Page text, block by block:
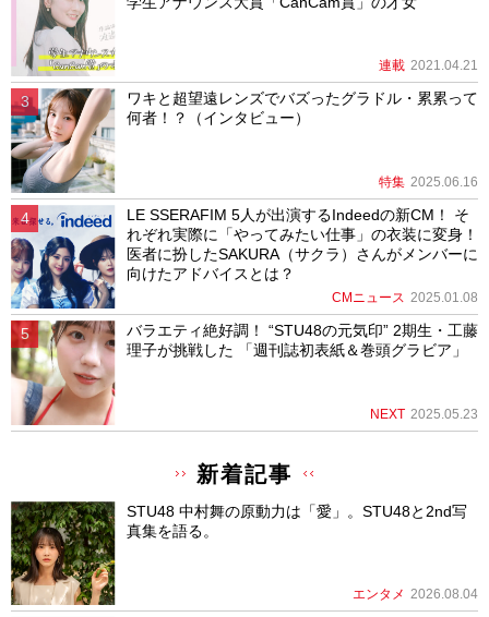
連載 2021.04.21
ワキと超望遠レンズでバズったグラドル・累累って
何者！？（インタビュー）
特集 2025.06.16
LE SSERAFIM 5人が出演するIndeedの新CM！ そ
れぞれ実際に「やってみたい仕事」の衣装に変身！
医者に扮したSAKURA（サクラ）さんがメンバーに
向けたアドバイスとは？
CMニュース 2025.01.08
バラエティ絶好調！ “STU48の元気印” 2期生・工藤
理子が挑戦した 「週刊誌初表紙＆巻頭グラビア」
NEXT 2025.05.23
新着記事
STU48 中村舞の原動力は「愛」。STU48と2nd写
真集を語る。
エンタメ 2026.08.04